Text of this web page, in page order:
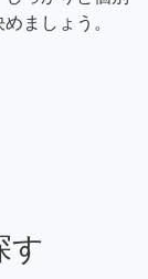
ましょう。
す